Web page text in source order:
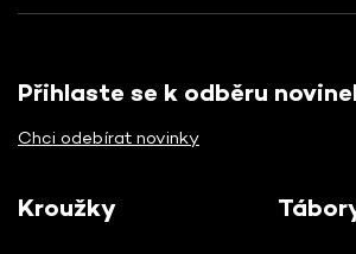
Přihlaste se k odběru
Chci odebírat novinky
Kroužky